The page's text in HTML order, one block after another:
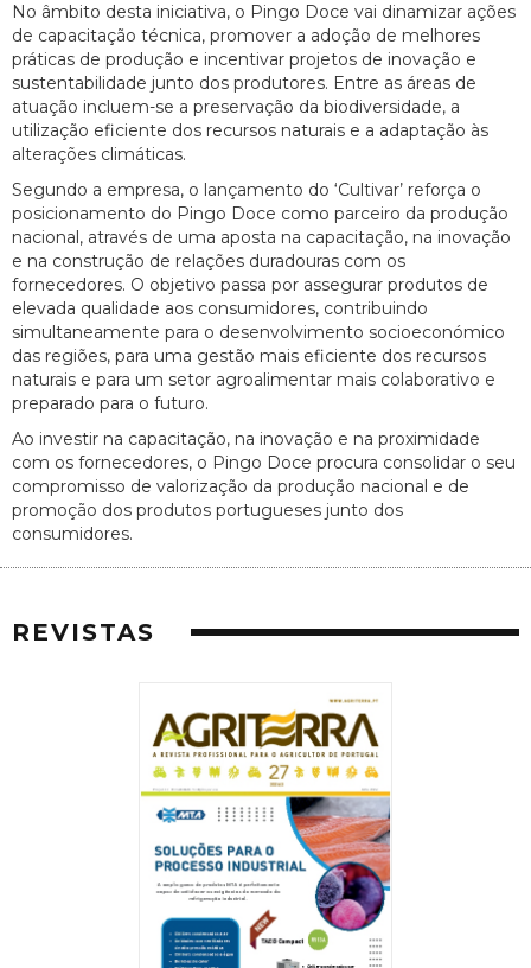
No âmbito desta iniciativa, o Pingo Doce vai dinamizar ações
de capacitação técnica, promover a adoção de melhores
práticas de produção e incentivar projetos de inovação e
sustentabilidade junto dos produtores. Entre as áreas de
atuação incluem-se a preservação da biodiversidade, a
utilização eficiente dos recursos naturais e a adaptação às
alterações climáticas.
Segundo a empresa, o lançamento do ‘Cultivar’ reforça o
posicionamento do Pingo Doce como parceiro da produção
nacional, através de uma aposta na capacitação, na inovação
e na construção de relações duradouras com os
fornecedores. O objetivo passa por assegurar produtos de
elevada qualidade aos consumidores, contribuindo
simultaneamente para o desenvolvimento socioeconómico
das regiões, para uma gestão mais eficiente dos recursos
naturais e para um setor agroalimentar mais colaborativo e
preparado para o futuro.
Ao investir na capacitação, na inovação e na proximidade
com os fornecedores, o Pingo Doce procura consolidar o seu
compromisso de valorização da produção nacional e de
promoção dos produtos portugueses junto dos
consumidores.
REVISTAS